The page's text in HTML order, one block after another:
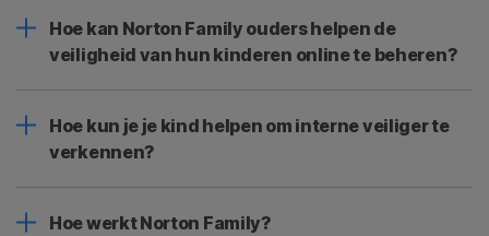
Hoe kan Norton Family ouders helpen de
veiligheid van hun kinderen online te beheren?
Hoe kun je je kind helpen om interne veiliger te
verkennen?
Hoe werkt Norton Family?